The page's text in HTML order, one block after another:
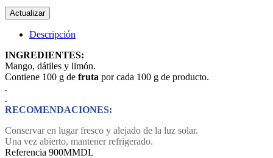
Descripción
INGREDIENTES:
Mango, dátiles y limón.
Contiene 100 g de fruta por cada 100 g de producto.
.
.
RECOMENDACIONES:
Conservar en lugar fresco y alejado de la luz solar.
Una vez abierto, mantener refrigerado.
Referencia 900MMDL